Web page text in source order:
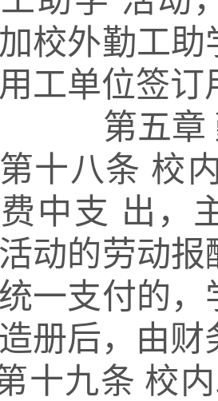
校外勤工助
工单位签
第五章
第十八条 校
中支 出，
动的劳动报
一支付的
册后，由
十九条 校